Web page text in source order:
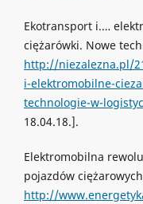
Ekotransport i.…
ciężarówki. Nowe
http://niezalezna.pl/
i-elektromobilne-
technologie-w-
18.04.18.].
Elektromobilna
pojazdów
http://